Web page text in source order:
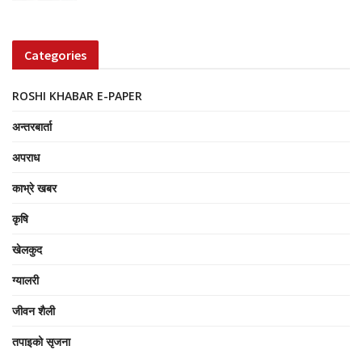
Categories
ROSHI KHABAR E-PAPER
अन्तरबार्ता
अपराध
काभ्रे खबर
कृषि
खेलकुद
ग्यालरी
जीवन शैली
तपाइको सृजना